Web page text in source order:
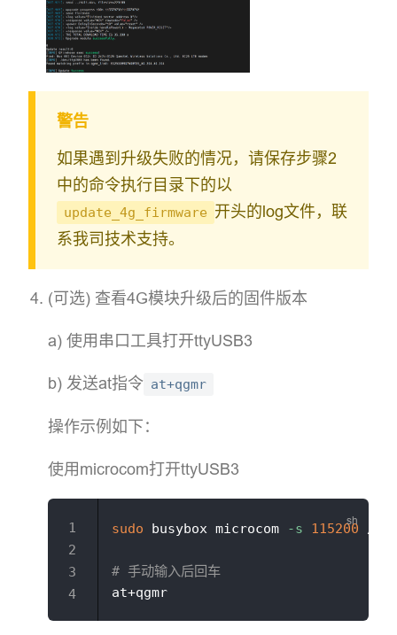
警告
如果遇到升级失败的情况，请保存步骤2
中的命令执行目录下的以
update_4g_firmware 开头的log文件，联
系我司技术支持。
(可选) 查看4G模块升级后的固件版本
a) 使用串口工具打开ttyUSB3
b) 发送at指令 at+qgmr
操作示例如下：
使用microcom打开ttyUSB3
sudo busybox microcom -s 115200 /
# 手动输入后回车
at+qgmr